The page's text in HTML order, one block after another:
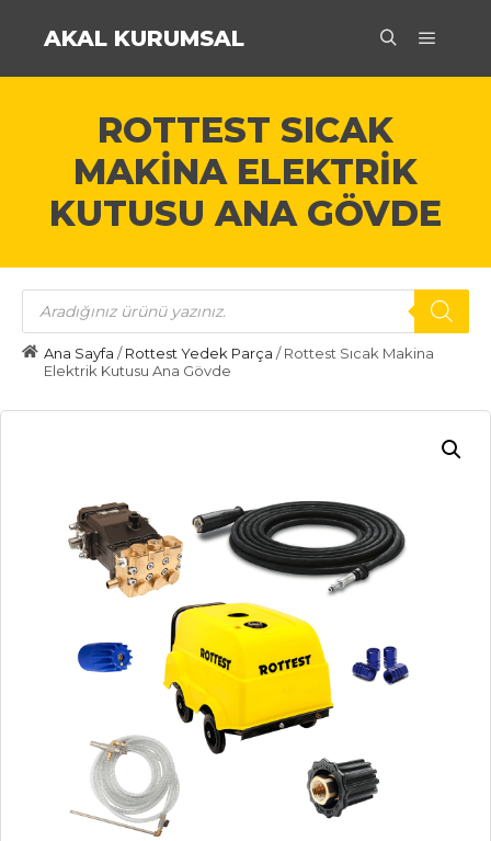
AKAL KURUMSAL
ROTTEST SICAK
MAKINA ELEKTRIK
KUTUSU ANA GÖVDE
Products
search
Ana Sayfa /Rottest Yedek Parça / Rottest Sıcak Makina
Elektrik Kutusu Ana Gövde